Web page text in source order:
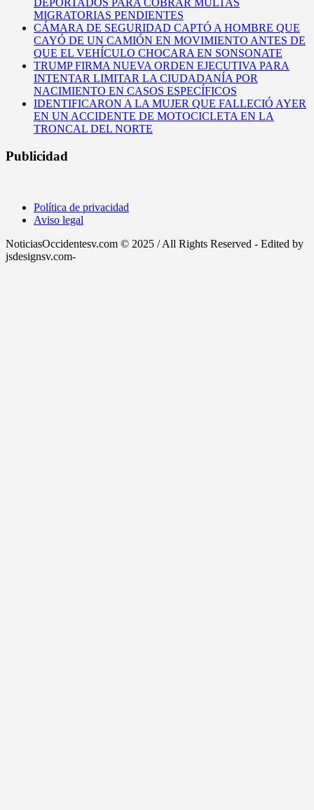
DEPORTADOS PARA COBRAR MULTAS
MIGRATORIAS PENDIENTES
CÁMARA DE SEGURIDAD CAPTÓ A HOMBRE QUE
CAYÓ DE UN CAMIÓN EN MOVIMIENTO ANTES DE
QUE EL VEHÍCULO CHOCARA EN SONSONATE
TRUMP FIRMA NUEVA ORDEN EJECUTIVA PARA
INTENTAR LIMITAR LA CIUDADANÍA POR
NACIMIENTO EN CASOS ESPECÍFICOS
IDENTIFICARON A LA MUJER QUE FALLECIÓ AYER
EN UN ACCIDENTE DE MOTOCICLETA EN LA
TRONCAL DEL NORTE
Publicidad
Política de privacidad
Aviso legal
NoticiasOccidentesv.com © 2025 / All Rights Reserved - Edited by
jsdesignsv.com-